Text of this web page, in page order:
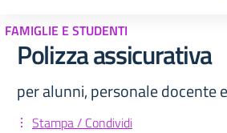
FAMIGLIE E STUDENTI
Polizza assicurativa
per alunni, personale docente
Stampa / Condividi